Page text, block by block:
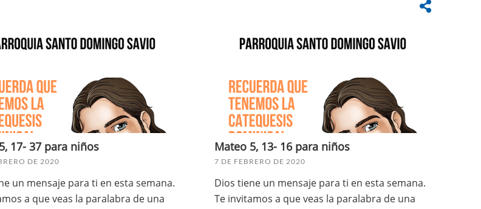
17- 37 para niños
DE 2020
un mensaje para ti en esta semana.
a que veas la paralabra de una
Mateo 5, 13- 16 para niños
7 DE FEBRERO DE 2020
Dios tiene un mensaje para ti en esta semana.
Te invitamos a que veas la paralabra de una